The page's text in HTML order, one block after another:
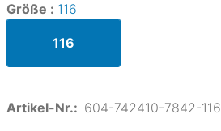
Größe : 116
116
Artikel-Nr.: 604-742410-7842-116